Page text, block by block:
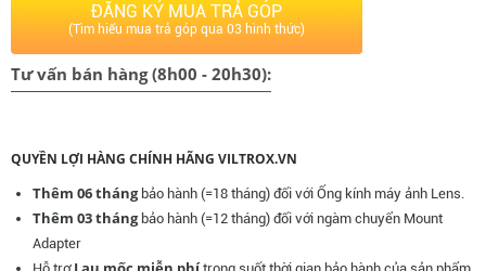
ĐĂNG KÝ MUA TRẢ GÓP
(Tìm hiểu mua trả góp qua 03 hình thức)
Tư vấn bán hàng (8h00 - 20h30):
QUYỀN LỢI HÀNG CHÍNH HÃNG VILTROX.VN
Thêm 06 thángbảo hành (=18 tháng) đối với Ống kính máy ảnh Lens.
Thêm 03 thángbảo hành (=12 tháng) đối với ngàm chuyển Mount
Adapter